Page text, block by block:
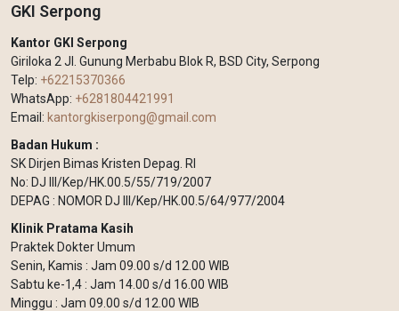
GKI Serpong
Kantor GKI Serpong
Giriloka 2 Jl. Gunung Merbabu Blok R, BSD City, Serpong
Telp: +62215370366
WhatsApp: +6281804421991
Email: kantorgkiserpong@gmail.com
Badan Hukum :
SK Dirjen Bimas Kristen Depag. RI
No: DJ III/Kep/HK.00.5/55/719/2007
DEPAG : NOMOR DJ III/Kep/HK.00.5/64/977/2004
Klinik Pratama Kasih
Praktek Dokter Umum
Senin, Kamis : Jam 09.00 s/d 12.00 WIB
Sabtu ke-1,4 : Jam 14.00 s/d 16.00 WIB
Minggu : Jam 09.00 s/d 12.00 WIB